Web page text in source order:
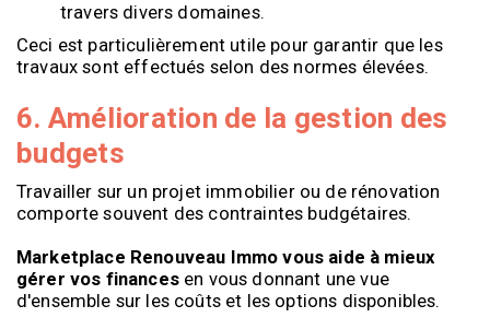
travers divers domaines.
Ceci est particulièrement utile pour garantir que les
travaux sont effectués selon des normes élevées.
6. Amélioration de la gestion des
budgets
Travailler sur un projet immobilier ou de rénovation
comporte souvent des contraintes budgétaires.
Marketplace Renouveau Immo vous aide à mieux
gérer vos finances en vous donnant une vue
d'ensemble sur les coûts et les options disponibles.